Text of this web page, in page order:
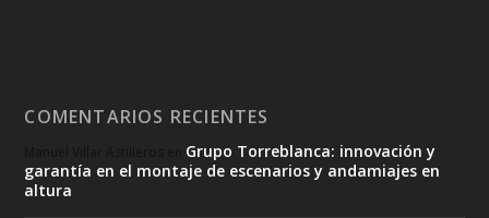
COMENTARIOS RECIENTES
Grupo Torreblanca: innovación y
garantía en el montaje de escenarios y andamiajes en
altura